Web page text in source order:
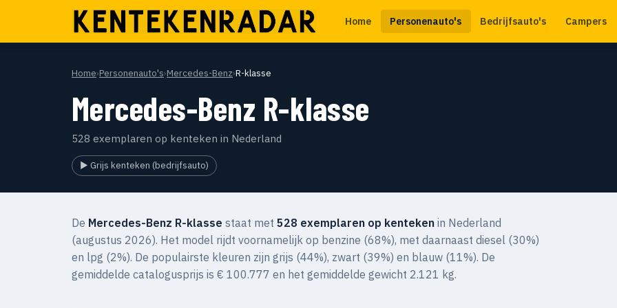
Home Personenauto's Bedrijfsauto's Campers
Home›Personenauto's›Mercedes-Benz›R-klasse
Mercedes-Benz R-klasse
528 exemplaren op kenteken in Nederland
▶ Grijs kenteken (bedrijfsauto)
De Mercedes-Benz R-klasse staat met 528 exemplaren op kenteken in Nederland
(augustus 2026). Het model rijdt voornamelijk op benzine (68%), met daarnaast diesel (30%)
en lpg (2%). De populairste kleuren zijn grijs (44%), zwart (39%) en blauw (11%). De
gemiddelde catalogusprijs is € 100.777 en het gemiddelde gewicht 2.121 kg.